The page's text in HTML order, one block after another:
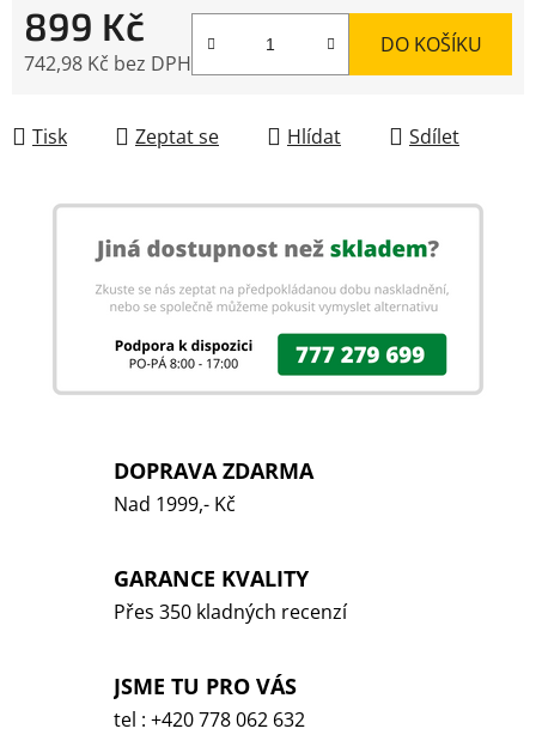
899 Kč
742,98 Kč bez DPH
DO KOŠÍKU
Tisk Zeptat se Hlídat Sdílet
DOPRAVA ZDARMA
Nad 1999,- Kč
GARANCE KVALITY
Přes 350 kladných recenzí
JSME TU PRO VÁS
tel : +420 778 062 632